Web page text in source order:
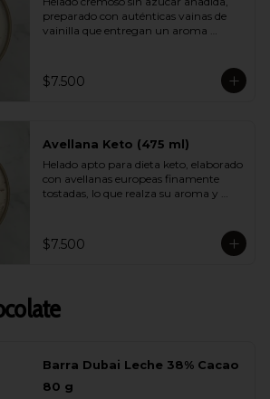
preparado con auténticas vainas de
vainilla que entregan un aroma
buscan disfrutar de un helado liviano
sin renunciar al verdadero sabor de la
$7.500
Avellana Keto (475 ml)
Helado apto para dieta keto, elaborado
con avellanas europeas finamente
tostadas, lo que realza su aroma y
sorprendente. Ideal para quienes
cuidan su alimentación y quieren
$7.500
Barra Dubai Leche 38% Cacao
80 g